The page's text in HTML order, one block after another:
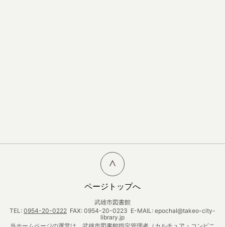
ページトップへ
武雄市図書館
TEL: 0954-20-0222 FAX: 0954-20-0223 E-MAIL: epochal@takeo-city-
library.jp